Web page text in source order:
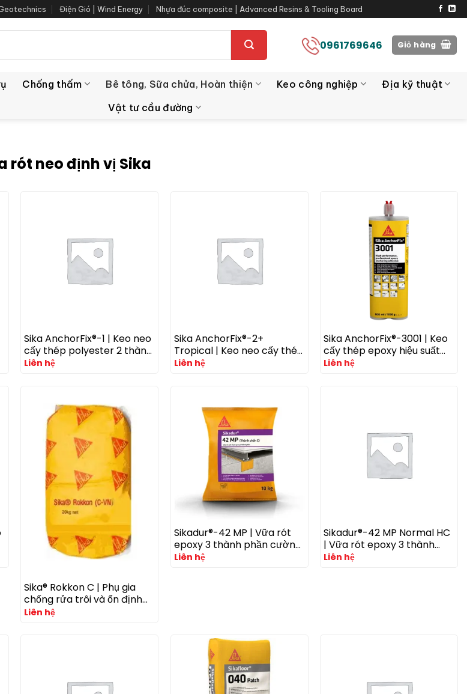
Điện Gió | Wind Energy Nhựa đúc composite | Advanced Resins & Tooling Board
0961769646 Giỏ hàng
Chống thấm Bê tông, Sữa chửa, Hoàn thiện Keo công nghiệp
Địa kỹ thuật
Vật tư cầu đường
rót neo định vị Sika
Sika AnchorFix®-1 | Keo neo
cấy thép polyester 2 thành
phần cho bê tông và gạch
Liên hệ
Sika AnchorFix®-2+
Tropical | Keo neo cấy thép
epoxy acrylate 2 thành
Liên hệ
Sika AnchorFix®-3001 | Keo
cấy thép epoxy hiệu suất
cao cho neo bu lông và
Liên hệ
Sika® Rokkon C | Phụ gia
chống rửa trôi và ổn định
bê tông cho thi công dưới
Liên hệ
Sikadur®-42 MP | Vữa rót
epoxy 3 thành phần cường
độ cao cho bệ máy và kết
Liên hệ
Sikadur®-42 MP Normal HC
| Vữa rót epoxy 3 thành
phần cường độ cao cho tải
Liên hệ